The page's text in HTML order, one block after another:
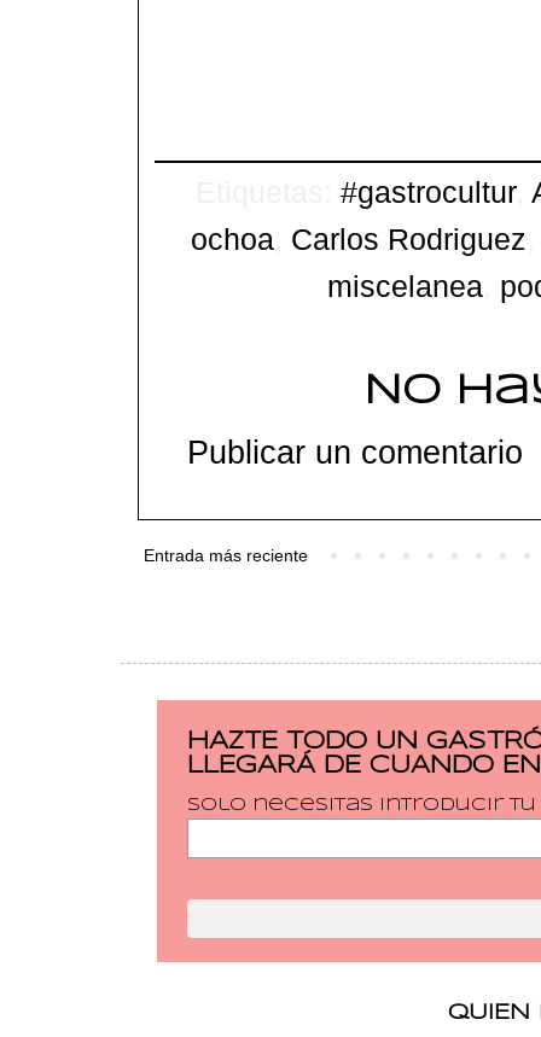
Etiquetas:#gastrocultur,
ochoa Carlos Rodriguez
miscelanea
No
Publicar un comentario
Entrada más reciente
HAZTE TODO UN
LLEGARÁ DE CUANDO
Solo necesitas introducir
QUIEN